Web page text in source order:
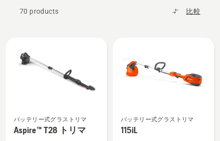
70 products 比較
products
Aspire™
T28
バッテリー式グラストリマ
Aspire™ T28 トリマ
115iL
の
バッテリー式グラストリマ
115iL